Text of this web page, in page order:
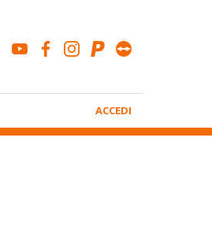
youtubefacebook
instagram
paypal
Account
ACCEDI